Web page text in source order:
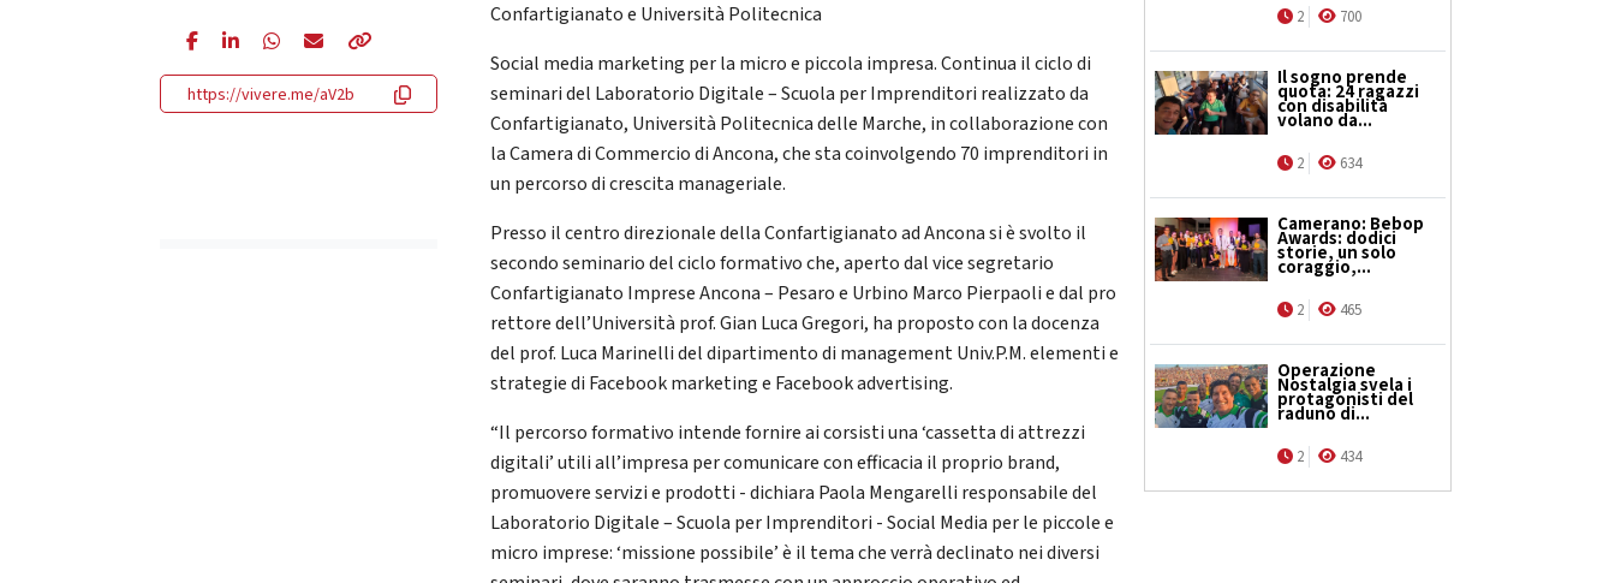
https://vivere.me/aV2b
Confartigianato e Università Politecnica
Social media marketing per la micro e piccola impresa. Continua il ciclo di
seminari del Laboratorio Digitale – Scuola per Imprenditori realizzato da
Confartigianato, Università Politecnica delle Marche, in collaborazione con
la Camera di Commercio di Ancona, che sta coinvolgendo 70 imprenditori in
un percorso di crescita manageriale.
Presso il centro direzionale della Confartigianato ad Ancona si è svolto il
secondo seminario del ciclo formativo che, aperto dal vice segretario
Confartigianato Imprese Ancona – Pesaro e Urbino Marco Pierpaoli e dal pro
rettore dell’Università prof. Gian Luca Gregori, ha proposto con la docenza
del prof. Luca Marinelli del dipartimento di management Univ.P.M. elementi e
strategie di Facebook marketing e Facebook advertising.
“Il percorso formativo intende fornire ai corsisti una ‘cassetta di attrezzi
digitali’ utili all’impresa per comunicare con efficacia il proprio brand,
promuovere servizi e prodotti - dichiara Paola Mengarelli responsabile del
Laboratorio Digitale – Scuola per Imprenditori - Social Media per le piccole e
micro imprese: ‘missione possibile’ è il tema che verrà declinato nei diversi
2 700
Il sogno prende
quota: 24 ragazzi
con disabilità
volano da...
2 634
Camerano: Bebop
Awards: dodici
storie, un solo
coraggio,...
2 465
Operazione
Nostalgia svela i
protagonisti del
raduno di...
2 434